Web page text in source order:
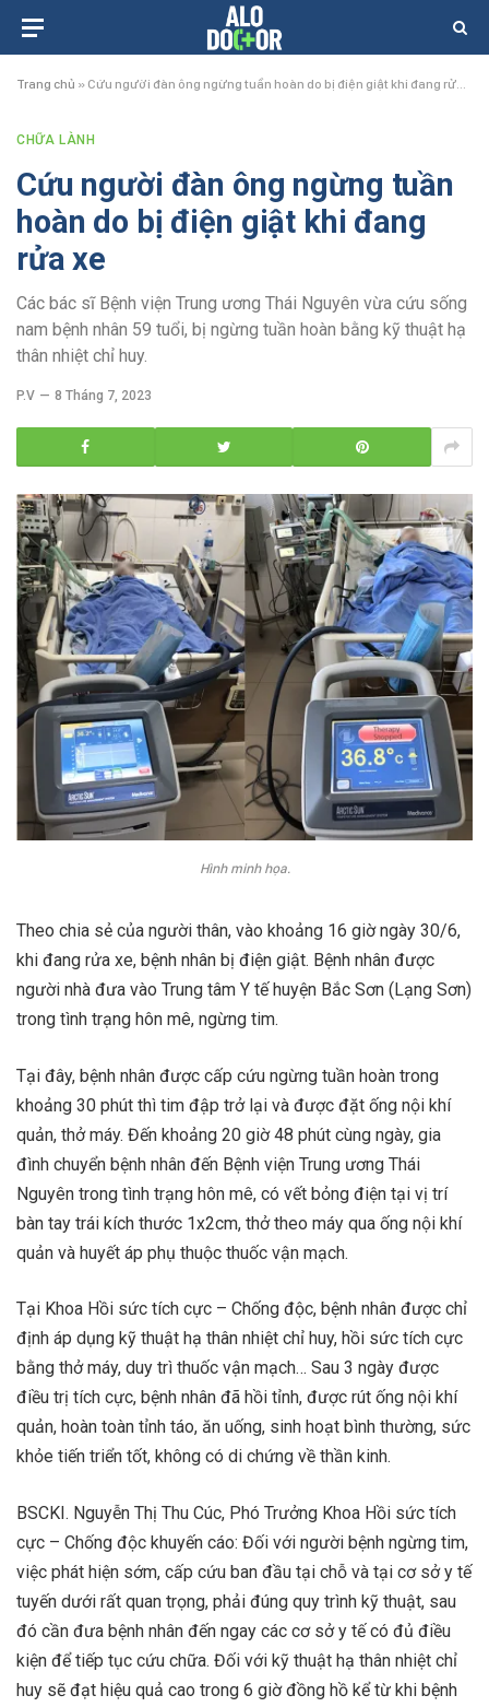
Trang chủ » Cứu người đàn ông ngừng tuần hoàn do bị điện giật khi đang rửa xe
CHỮA LÀNH
Cứu người đàn ông ngừng tuần
hoàn do bị điện giật khi đang
rửa xe
Các bác sĩ Bệnh viện Trung ương Thái Nguyên vừa cứu sống
nam bệnh nhân 59 tuổi, bị ngừng tuần hoàn bằng kỹ thuật hạ
thân nhiệt chỉ huy.
P.V 8 Tháng 7, 2023
Hình minh họa.
Theo chia sẻ của người thân, vào khoảng 16 giờ ngày 30/6,
khi đang rửa xe, bệnh nhân bị điện giật. Bệnh nhân được
người nhà đưa vào Trung tâm Y tế huyện Bắc Sơn (Lạng Sơn)
trong tình trạng hôn mê, ngừng tim.
Tại đây, bệnh nhân được cấp cứu ngừng tuần hoàn trong
khoảng 30 phút thì tim đập trở lại và được đặt ống nội khí
quản, thở máy. Đến khoảng 20 giờ 48 phút cùng ngày, gia
đình chuyển bệnh nhân đến Bệnh viện Trung ương Thái
Nguyên trong tình trạng hôn mê, có vết bỏng điện tại vị trí
bàn tay trái kích thước 1x2cm, thở theo máy qua ống nội khí
quản và huyết áp phụ thuộc thuốc vận mạch.
Tại Khoa Hồi sức tích cực – Chống độc, bệnh nhân được chỉ
định áp dụng kỹ thuật hạ thân nhiệt chỉ huy, hồi sức tích cực
bằng thở máy, duy trì thuốc vận mạch… Sau 3 ngày được
điều trị tích cực, bệnh nhân đã hồi tỉnh, được rút ống nội khí
quản, hoàn toàn tỉnh táo, ăn uống, sinh hoạt bình thường, sức
khỏe tiến triển tốt, không có di chứng về thần kinh.
BSCKI. Nguyễn Thị Thu Cúc, Phó Trưởng Khoa Hồi sức tích
cực – Chống độc khuyến cáo: Đối với người bệnh ngừng tim,
việc phát hiện sớm, cấp cứu ban đầu tại chỗ và tại cơ sở y tế
tuyến dưới rất quan trọng, phải đúng quy trình kỹ thuật, sau
đó cần đưa bệnh nhân đến ngay các cơ sở y tế có đủ điều
kiện để tiếp tục cứu chữa. Đối với kỹ thuật hạ thân nhiệt chỉ
huy sẽ đạt hiệu quả cao trong 6 giờ đồng hồ kể từ khi bệnh